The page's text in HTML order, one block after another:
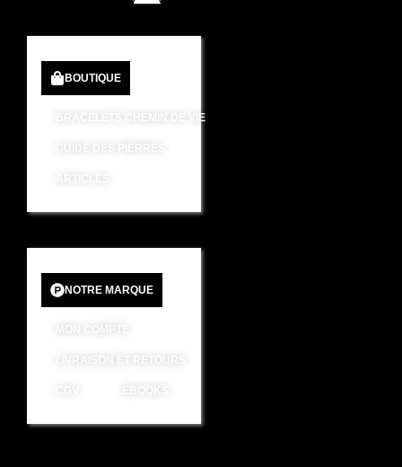
BOUTIQUE
BRACELETS CHEMIN DE VIE
GUIDE DES PIERRES
NOTRE MARQUE
MON COMPTE
EBOOKS